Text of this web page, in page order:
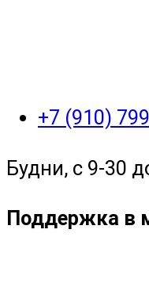
+7 (910)
Будни, с 9-30
Поддержка в